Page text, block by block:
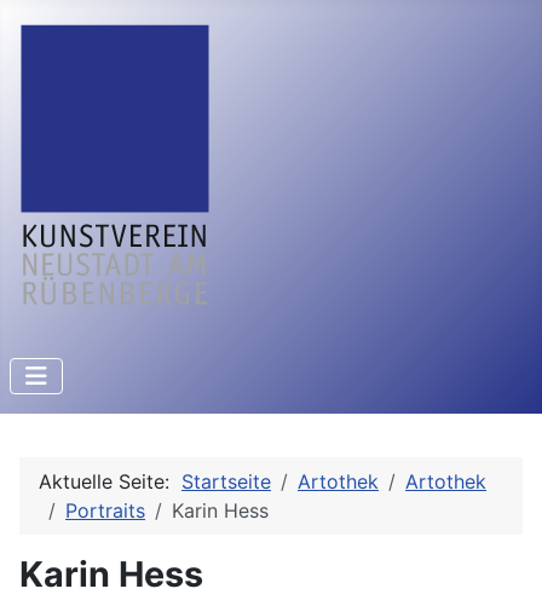
Aktuelle Seite: Startseite Artothek
Artothek
Portraits
Karin Hess
Karin Hess